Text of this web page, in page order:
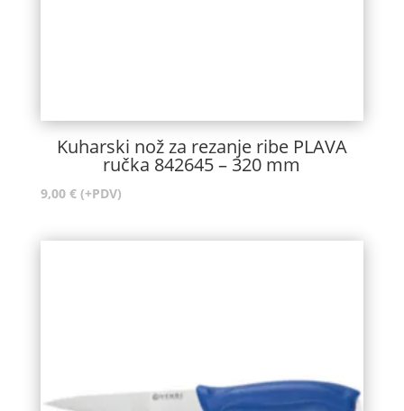
Kuharski nož za rezanje ribe PLAVA
ručka 842645 – 320 mm
9,00 € (+PDV)